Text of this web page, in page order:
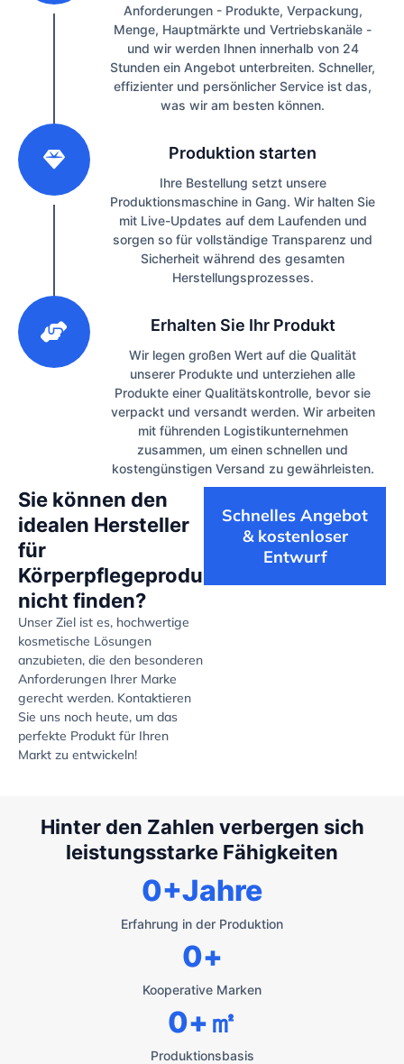
Anforderungen - Produkte, Verpackung,
Menge, Hauptmärkte und Vertriebskanäle -
und wir werden Ihnen innerhalb von 24
Stunden ein Angebot unterbreiten. Schneller,
effizienter und persönlicher Service ist das,
was wir am besten können.
Produktion starten
Ihre Bestellung setzt unsere
Produktionsmaschine in Gang. Wir halten Sie
mit Live-Updates auf dem Laufenden und
sorgen so für vollständige Transparenz und
Sicherheit während des gesamten
Herstellungsprozesses.
Erhalten Sie Ihr Produkt
Wir legen großen Wert auf die Qualität
unserer Produkte und unterziehen alle
Produkte einer Qualitätskontrolle, bevor sie
verpackt und versandt werden. Wir arbeiten
mit führenden Logistikunternehmen
zusammen, um einen schnellen und
kostengünstigen Versand zu gewährleisten.
Sie können den
idealen Hersteller
für
Körperpflegeprodukte
nicht finden?
Unser Ziel ist es, hochwertige
kosmetische Lösungen
anzubieten, die den besonderen
Anforderungen Ihrer Marke
gerecht werden. Kontaktieren
Sie uns noch heute, um das
perfekte Produkt für Ihren
Markt zu entwickeln!
Schnelles Angebot
& kostenloser
Entwurf
Hinter den Zahlen verbergen sich
leistungsstarke Fähigkeiten
Erfahrung in der Produktion
0+Jahre
Kooperative Marken
0+
Produktionsbasis
0+㎡